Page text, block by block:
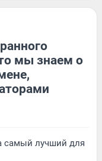
мы знаем о
самый лучший для